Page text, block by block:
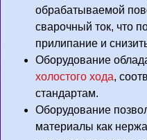
обрабатываемой
сварочный ток, что
прилипание и
Оборудование
холостого хода,
стандартам.
Оборудование
материалы как